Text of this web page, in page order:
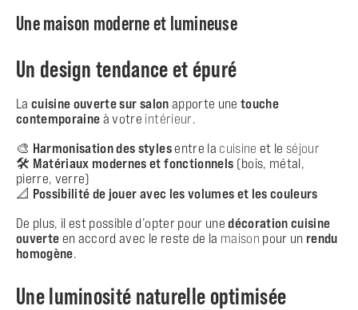
Une maison moderne et lumineuse
Un design tendance et épuré
Lacuisine ouverte sur salon apporte une touche
contemporaine à votre intérieur.
🎨 Harmonisation des stylesentre la cuisine et leséjour
🛠️ Matériaux modernes et fonctionnels (bois, métal,
pierre, verre)
📐 Possibilité de jouer avec les volumes et les couleurs
De plus, il est possible d’opter pour unedécoration cuisine
ouverte en accord avec le reste de la maison pour un rendu
homogène.
Une luminosité naturelle optimisée